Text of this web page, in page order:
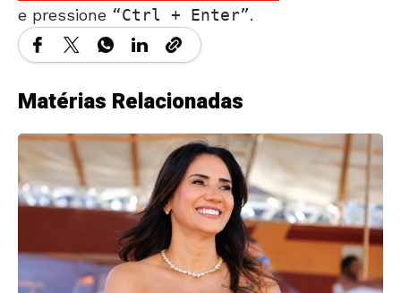
e pressione Ctrl + Enter .
Matérias Relacionadas